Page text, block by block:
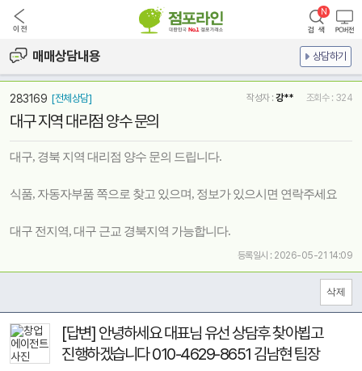
매매상담내용 상담하기
283169 [전체상담] 작성자 : 강** 조회수 : 324
대구 지역 대리점 양수 문의
대구, 경북 지역 대리점 양수 문의 드립니다.
식품, 자동자부품 쪽으로 찾고 있으며, 정보가 있으시면 연락주세요
대구 전지역, 대구 근교 경북지역 가능합니다.
등록일시 : 2026-05-21 14:09
[답변] 안녕하세요 대표님 유선 상담후 찾아뵙고
진행하겠습니다 010-4629-8651 김남현 팀장